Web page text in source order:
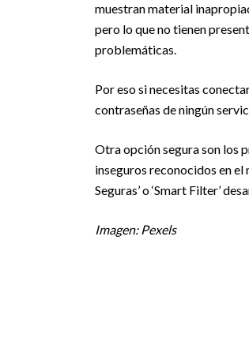
muestran material
pero lo que no tienen
problemáticas.
Por eso si necesitas
contraseñas de ningún
Otra opción segura son los
inseguros reconocidos en
Seguras’ o ‘Smart Filter’
Imagen: Pexels